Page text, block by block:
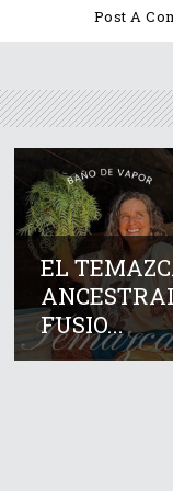
EL
FUSIO...